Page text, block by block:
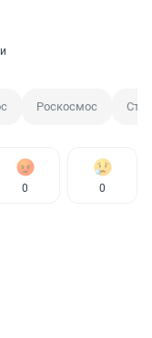
Роскосмос
0 0